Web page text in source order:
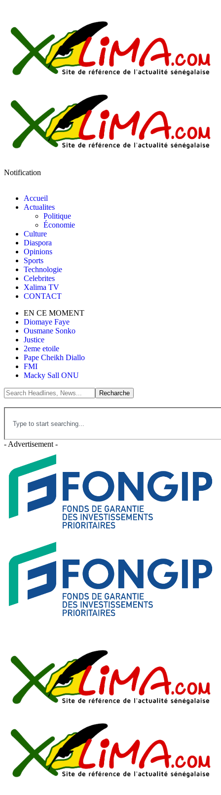
Notification
Accueil
Actualites
Politique
Économie
Culture
Diaspora
Opinions
Sports
Technologie
Celebrites
Xalima TV
CONTACT
EN CE MOMENT
Diomaye Faye
Ousmane Sonko
Justice
2eme etoile
Pape Cheikh Diallo
FMI
Macky Sall ONU
- Advertisement -